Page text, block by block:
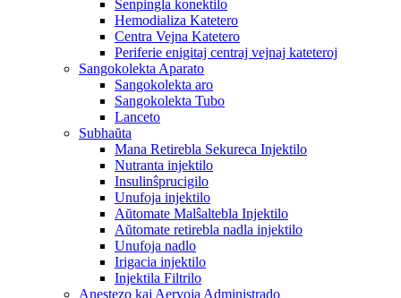
Senpingla konektilo
Hemodializa Katetero
Centra Vejna Katetero
Periferie enigitaj centraj vejnaj kateteroj
Sangokolekta Aparato
Sangokolekta aro
Sangokolekta Tubo
Lanceto
Subhaŭta
Mana Retirebla Sekureca Injektilo
Nutranta injektilo
Insulinŝprucigilo
Unufoja injektilo
Aŭtomate Malŝaltebla Injektilo
Aŭtomate retirebla nadla injektilo
Unufoja nadlo
Irigacia injektilo
Injektila Filtrilo
Anestezo kaj Aervoja Administrado